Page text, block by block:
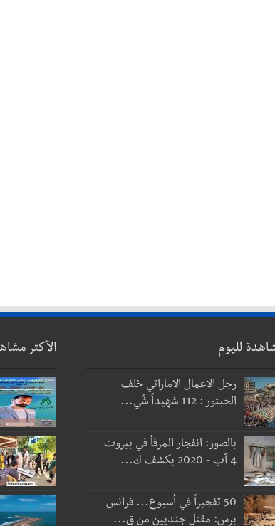
لليوم
رجل الاعمال الاماراتي خلف
الحبتور : 112 شهيداً شُي...
بالصور: انفجار المرفأ في بيروت
4 آب - 2020 يكشف ك...
50 تفجيراً في أسبوع... فرانس
برس: مقتل جنديين من ق...
الأكثر